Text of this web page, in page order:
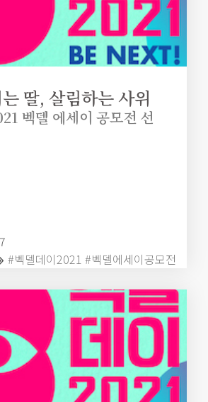
딸, 살림하는 사위
벡델 에세이 공모전 선
#벡델데이2021 #벡델에세이공모전